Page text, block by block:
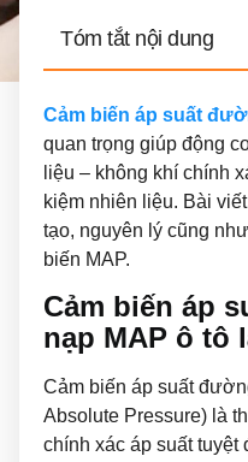
Tóm tắt nội dung
Cảm biến áp suất
quan trọng giúp động
liệu – không khí chính
kiệm nhiên liệu. Bài
tạo, nguyên lý cũng
biến MAP.
Cảm biến áp
nạp MAP ô tô
Cảm biến áp suất
Absolute Pressure) là
chính xác áp suất